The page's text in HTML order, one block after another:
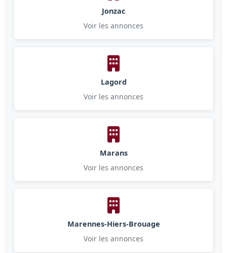
Jonzac
Voir les annonces
Lagord
Voir les annonces
Marans
Voir les annonces
Marennes-Hiers-Brouage
Voir les annonces